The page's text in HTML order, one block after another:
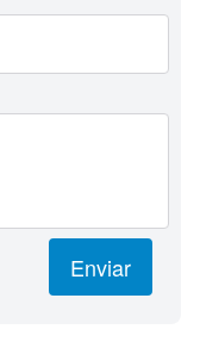
Enviar